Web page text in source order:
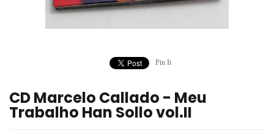
Pin It
CD Marcelo Callado - Meu
Trabalho Han Sollo vol.II